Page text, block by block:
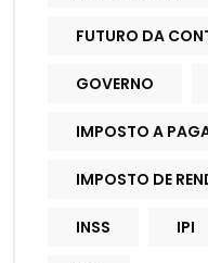
FUTURO DA
GOVERNO
IMPOSTO A
IMPOSTO DE
INSS IPI